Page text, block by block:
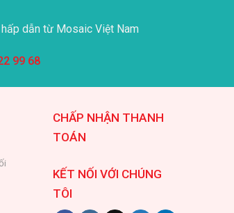
dẫn từ Mosaic Việt Nam
99 68
CHẤP NHẬN THANH
TOÁN
KẾT NỐI VỚI CHÚNG
TÔI